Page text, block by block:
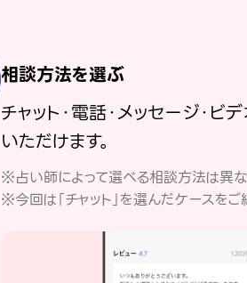
相談方法を選ぶ
チャット・電話・メッセージ・ビ
いただけます。
※占い師によって選べる相談方法は異
※今回は「チャット」を選んだケースを